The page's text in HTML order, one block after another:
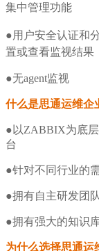
集中管理功能
●用户安全认
置或查看监
●无agent监视
什么是思通运维企
●以ZABBIX为底
台
●针对不同行业的
●拥有自主研发团
●拥有强大的知识
为什么选择思通运